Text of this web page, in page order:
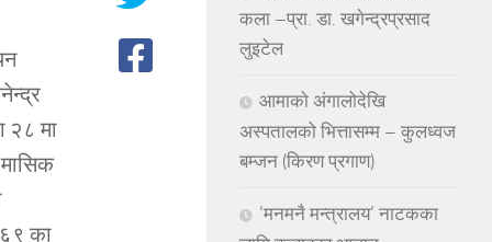
२८ मा
का
कला –प्रा. डा. खगेन्द्रप्रसाद
लुइटेल
आमाको अंगालोदेखि
अस्पतालको भित्तासम्म – कुलध्वज
बम्जन (किरण प्रगाण)
‘मनमनै मन्त्रालय’ नाटकका